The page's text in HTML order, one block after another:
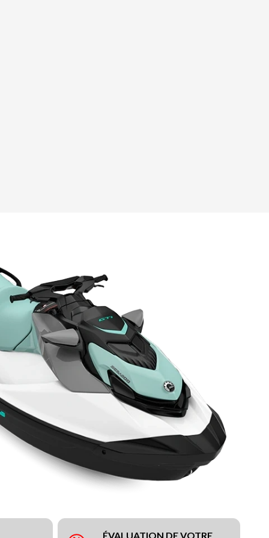
ÉVALUATION DE VOTRE